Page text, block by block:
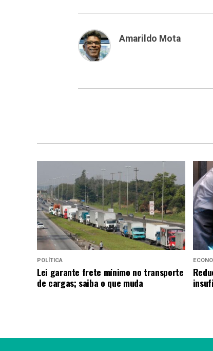
Amarildo Mota
POLÍTICA
Lei garante frete mínimo no transporte
de cargas; saiba o que muda